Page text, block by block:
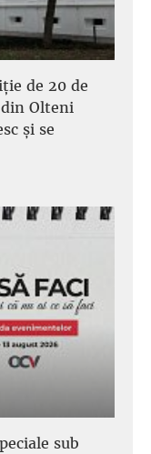
de 20 de
Olteni
și se
sub